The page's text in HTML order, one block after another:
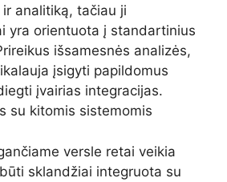
analitiką, tačiau ji
yra orientuota į standartinius
išsamesnės analizės,
įsigyti papildomus
įvairias integracijas.
su kitomis sistemomis
versle retai veikia
sklandžiai integruota su